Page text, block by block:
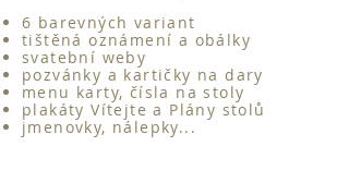
6 barevných variant
tištěná oznámení a obálky
svatební weby
pozvánky a kartičky na dary
menu karty, čísla na stoly
plakáty Vítejte a Plány stolů
jmenovky, nálepky...